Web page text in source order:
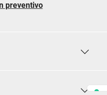
preventivo